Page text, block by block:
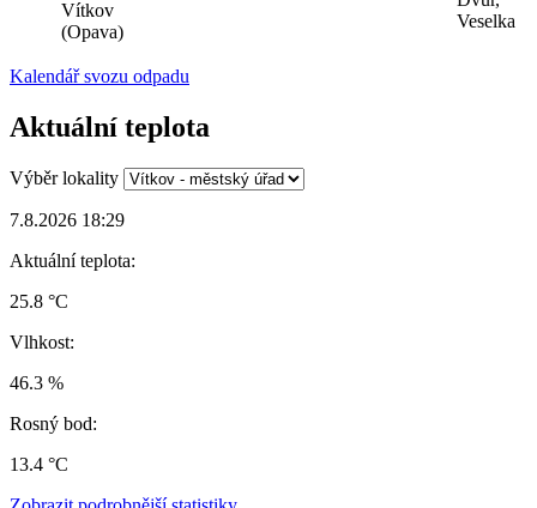
Vítkov
(Opava)
Veselka
Kalendář svozu odpadu
Aktuální teplota
Výběr lokality
7.8.2026 18:29
Aktuální teplota:
25.8 °C
Vlhkost:
46.3 %
Rosný bod:
13.4 °C